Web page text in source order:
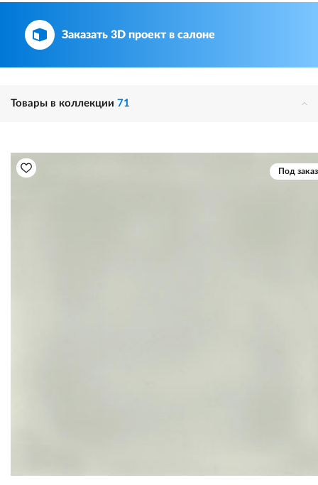
Заказать 3D проект в салоне
Товары в коллекции 71
Под заказ